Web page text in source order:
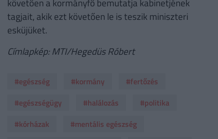
tagjait, akik ezt követően le is teszik miniszteri
esküjüket.
Címlapkép: MTI/Hegedüs Róbert
#egészség #kormány
#fertőzés
#egészségügy
#halálozás
#politika
#kórházak
#mentális egészség